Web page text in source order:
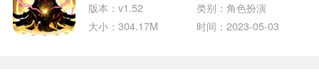
版本：v1.52
类别：角色扮演
大小：304.17M
时间：2023-05-03